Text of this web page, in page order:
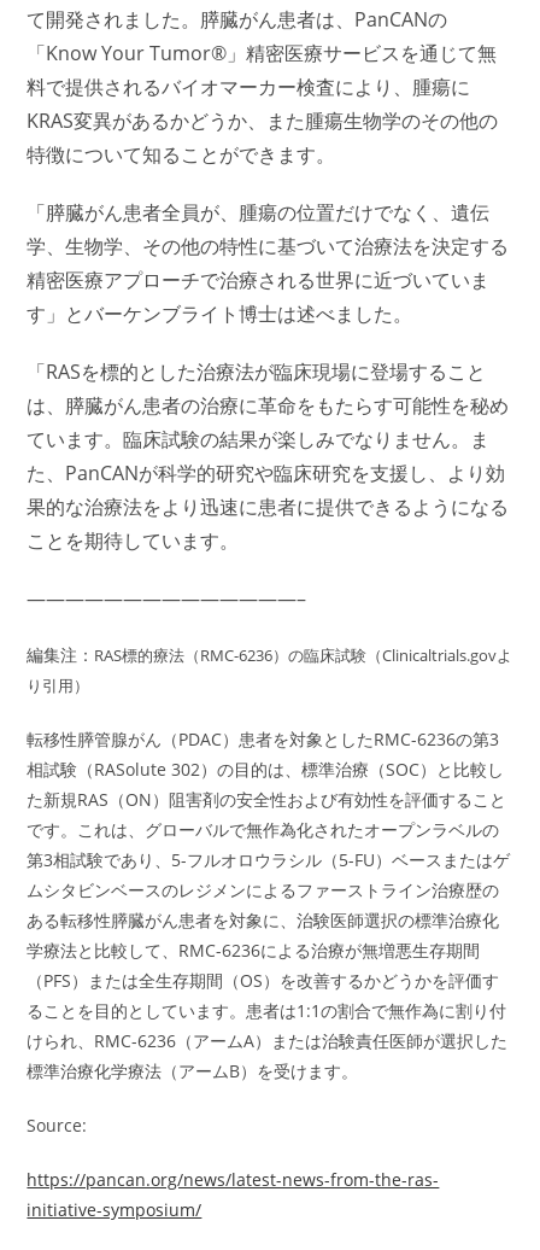
て開発されました。膵臓がん患者は、PanCANの
「Know Your Tumor®」精密医療サービスを通じて無
料で提供されるバイオマーカー検査により、腫瘍に
KRAS変異があるかどうか、また腫瘍生物学のその他の
特徴について知ることができます。
「膵臓がん患者全員が、腫瘍の位置だけでなく、遺伝
学、生物学、その他の特性に基づいて治療法を決定する
精密医療アプローチで治療される世界に近づいていま
す」とバーケンブライト博士は述べました。
「RASを標的とした治療法が臨床現場に登場すること
は、膵臓がん患者の治療に革命をもたらす可能性を秘め
ています。臨床試験の結果が楽しみでなりません。ま
た、PanCANが科学的研究や臨床研究を支援し、より効
果的な治療法をより迅速に患者に提供できるようになる
ことを期待しています。
——————————————–
編集注： RAS標的療法（RMC-6236）の臨床試験（Clinicaltrials.govよ
り引用）
転移性膵管腺がん（PDAC）患者を対象としたRMC-6236の第3
相試験（RASolute 302）の目的は、標準治療（SOC）と比較し
た新規RAS（ON）阻害剤の安全性および有効性を評価すること
です。これは、グローバルで無作為化されたオープンラベルの
第3相試験であり、5-フルオロウラシル（5-FU）ベースまたはゲ
ムシタビンベースのレジメンによるファーストライン治療歴の
ある転移性膵臓がん患者を対象に、治験医師選択の標準治療化
学療法と比較して、RMC-6236による治療が無増悪生存期間
（PFS）または全生存期間（OS）を改善するかどうかを評価す
ることを目的としています。患者は1:1の割合で無作為に割り付
けられ、RMC-6236（アームA）または治験責任医師が選択した
標準治療化学療法（アームB）を受けます。
Source:
https://pancan.org/news/latest-news-from-the-ras-
initiative-symposium/